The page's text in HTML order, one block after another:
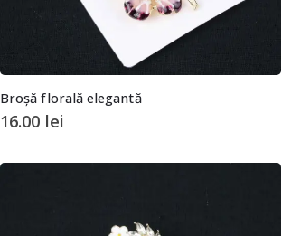
Broșă florală elegantă
16.00 lei